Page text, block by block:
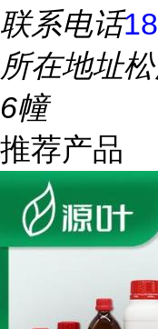
联系电话
所在地址
6幢
推荐产品